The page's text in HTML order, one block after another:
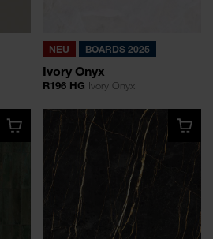
NEU BOARDS 2025
Ivory Onyx
R196 HG Ivory Onyx